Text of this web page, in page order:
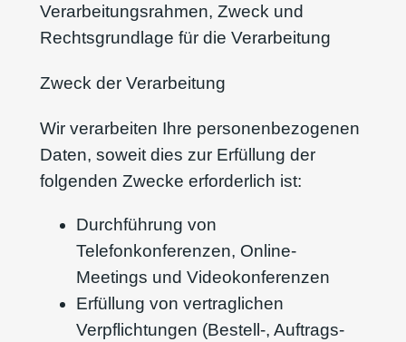
Verarbeitungsrahmen, Zweck und
Rechtsgrundlage für die Verarbeitung
Zweck der Verarbeitung
Wir verarbeiten Ihre personenbezogenen
Daten, soweit dies zur Erfüllung der
folgenden Zwecke erforderlich ist:
Durchführung von
Telefonkonferenzen, Online-
Meetings und Videokonferenzen
Erfüllung von vertraglichen
Verpflichtungen (Bestell-, Auftrags-